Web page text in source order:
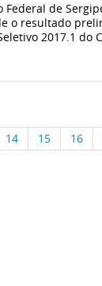
de
o resultado
2017.1 do
14 15 16